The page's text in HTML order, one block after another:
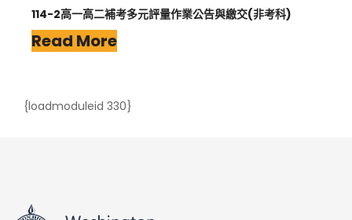
114-2高一高二補考多元評量作業公告與繳交(非考科)
Read More
{loadmoduleid 330}